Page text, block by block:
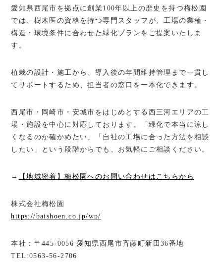
愛知県西尾市を拠点に創業100年以上の歴史を持つ梅松園
では、樹木医の資格を持つ専門スタッフが、工場の業種・
構造・環境条件に合わせた緑化プランをご提案いたしま
す。
植栽の設計・施工から、導入後の年間維持管理まで一貫し
てサポートするため、担当者の窓口を一本化できます。
西尾市・岡崎市・安城市をはじめとする西三河エリアの工
場・施設を中心に対応しております。「緑化で本当に涼し
くなるのか確かめたい」「自社の工場に合った方法を相談
したい」という段階からでも、お気軽にご相談ください。
→ 【地域密着】梅松園へのお問い合わせはこちらから
株式会社梅松園
https://baishoen.co.jp/wp/
本社：〒445-0056 愛知県西尾市斉藤町新田36番地
TEL:0563-56-2706